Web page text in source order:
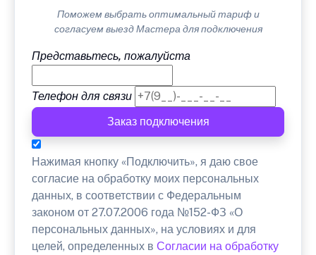
Поможем выбрать оптимальный тариф и
согласуем выезд Мастера для подключения
Представьтесь, пожалуйста
Телефон для связи
Заказ подключения
Нажимая кнопку «Подключить», я даю свое
согласие на обработку моих персональных
данных, в соответствии с Федеральным
законом от 27.07.2006 года №152-ФЗ «О
персональных данных», на условиях и для
целей, определенных в Согласии на обработку